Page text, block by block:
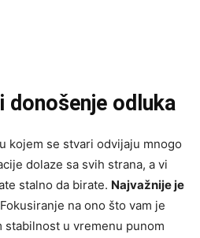
donošenje odluka
kojem se stvari odvijaju mnogo
dolaze sa svih strana, a vi
stalno da birate. Najvažnije je
Fokusiranje na ono što vam je
stabilnost u vremenu punom